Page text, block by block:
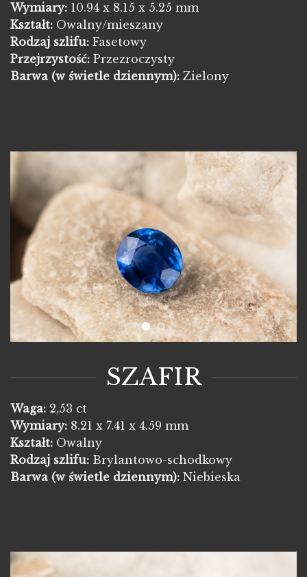
Wymiary: 10.94 x 8.15 x 5.25 mm
Kształt: Owalny/mieszany
Rodzaj szlifu: Fasetowy
Przejrzystość: Przezroczysty
Barwa (w świetle dziennym): Zielony
SZAFIR
Waga: 2,53 ct
Wymiary: 8.21 x 7.41 x 4.59 mm
Kształt: Owalny
Rodzaj szlifu: Brylantowo-schodkowy
Barwa (w świetle dziennym): Niebieska